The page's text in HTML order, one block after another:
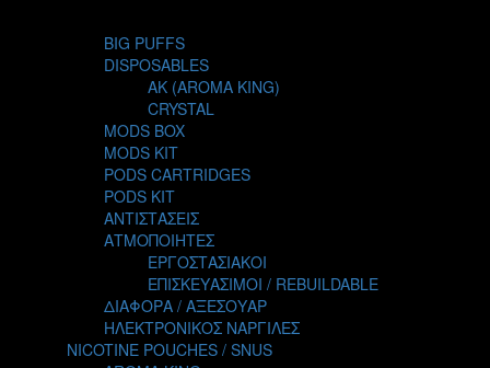
NUBO
OMERTA LIQUIDS
OPMH PROJECT
S-ELF JUICE
SADBOY
SCANDAL
SECRET FOREST
STEAM CITY LIQUIDS
STEAM TRAIN
STEAMPUNK
TALES
TATTOO
THE ALCHEMIST
THE SMOKER'S CLUB
TIKI MAHU
BIG PUFFS
DISPOSABLES
AK (AROMA KING)
CRYSTAL
MODS BOX
MODS KIT
PODS CARTRIDGES
PODS KIT
ΑΝΤΙΣΤΑΣΕΙΣ
ΑΤΜΟΠΟΙΗΤΕΣ
ΕΡΓΟΣΤΑΣΙΑΚΟΙ
ΕΠΙΣΚΕΥΑΣΙΜΟΙ / REBUILDABLE
ΔΙΑΦΟΡΑ / ΑΞΕΣΟΥΑΡ
ΗΛΕΚΤΡΟΝΙΚΟΣ ΝΑΡΓΙΛΕΣ
NICOTINE POUCHES / SNUS